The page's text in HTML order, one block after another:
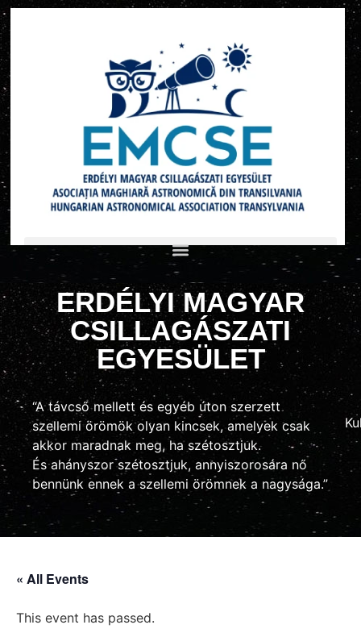
ERDÉLYI MAGYAR
CSILLAGÁSZATI
EGYESÜLET
“A távcső mellett és egyéb úton szerzett
szellemi örömök olyan kincsek, amelyek csak
akkor maradnak meg, ha szétosztjuk.
És ahányszor szétosztjuk, annyiszorosára nő
bennünk ennek a szellemi örömnek a nagysága.”
« All Events
This event has passed.